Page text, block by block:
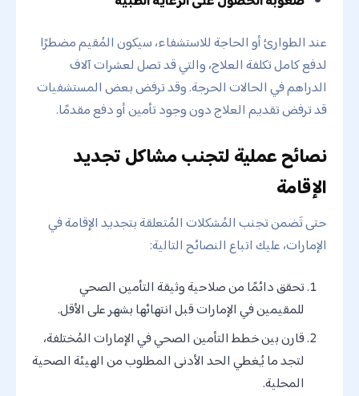
عند الطوارئ أو الحاجة للاستشفاء، سيكون المُقيم مضطرًا
لدفع كامل تكلفة العلاج، والتي قد تصل لعشرات آلاف
الدراهم في الحالات الحرجة. وقد ترفض بعض المستشفيات
قد ترفض تقديم العلاج دون وجود تأمين أو دفع مقدمًا.
نصائح عملية لتجنب مشاكل تجديد
الإقامة
حتى تَضمن تجنب المُشكلات المُتعلقة بتجديد الإقامة في
الإمارات، عليك اتباع النصائح التالية:
تحقق دائمًا من صلاحية وثيقة التأمين الصحي
للمقيمين في الإمارات قبل انتهائها بشهر على الأقل.
قارن بين خطط التأمين الصحي في الإمارات المُختلفة،
لتجد ما يُغطي الحد الأدنى المطلوب من الهيئة الصحية
المحلية.